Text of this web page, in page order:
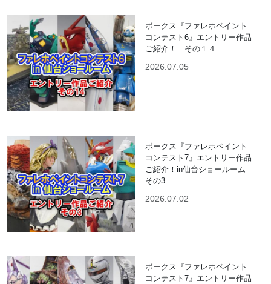
ボークス『ファレホペイント
コンテスト6』エントリー作品
ご紹介！ その１４
2026.07.05
ボークス『ファレホペイント
コンテスト7』エントリー作品
ご紹介！in仙台ショールーム
その3
2026.07.02
ボークス『ファレホペイント
コンテスト7』エントリー作品